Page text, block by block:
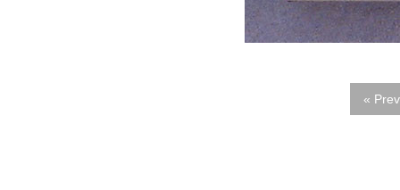
«